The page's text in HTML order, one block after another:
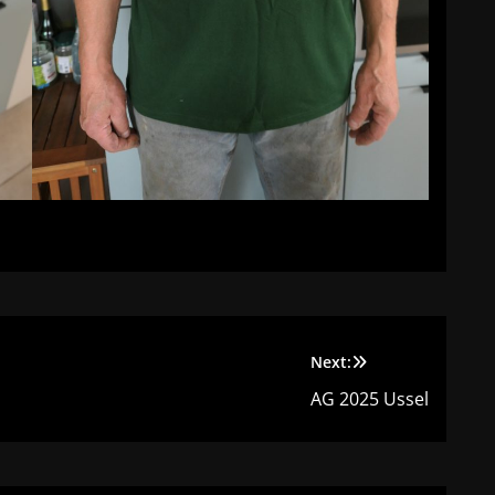
Next:
AG 2025 Ussel